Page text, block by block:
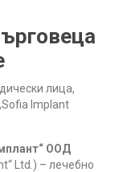
лица,
Implant
ООД
Ltd.) – лечебно